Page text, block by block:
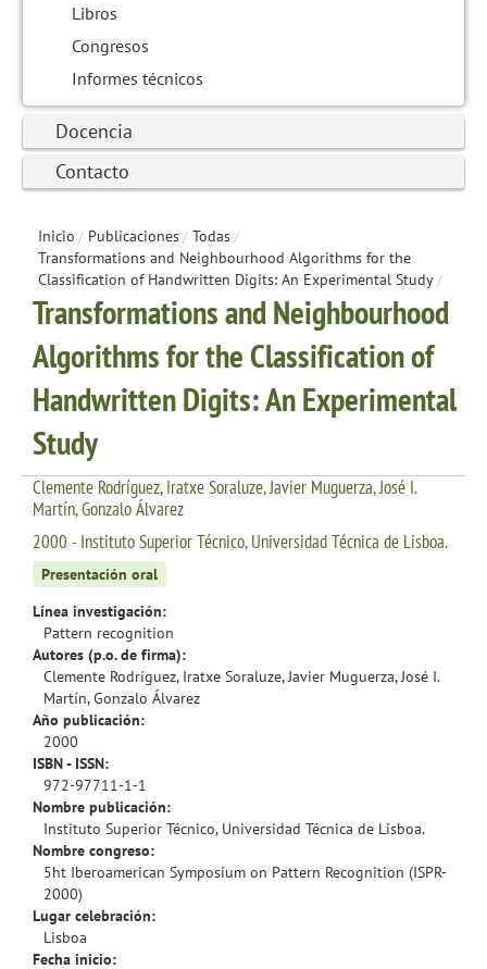
Libros
Congresos
Informes técnicos
Docencia
Contacto
Inicio / Publicaciones/ Todas/
Transformations and Neighbourhood Algorithms for the
Classification of Handwritten Digits: An Experimental Study/
Transformations and Neighbourhood
Algorithms for the Classification of
Handwritten Digits: An Experimental
Study
Clemente Rodríguez, Iratxe Soraluze, Javier Muguerza, José I.
Martín, Gonzalo Álvarez
2000 - Instituto Superior Técnico, Universidad Técnica de Lisboa.
Presentación oral
Línea investigación:
Pattern recognition
Autores (p.o. de firma):
Clemente Rodríguez, Iratxe Soraluze, Javier Muguerza, José I.
Martín, Gonzalo Álvarez
Año publicación:
2000
ISBN - ISSN:
972-97711-1-1
Nombre publicación:
Instituto Superior Técnico, Universidad Técnica de Lisboa.
Nombre congreso:
5ht Iberoamerican Symposium on Pattern Recognition (ISPR-
2000)
Lugar celebración:
Lisboa
Fecha inicio: